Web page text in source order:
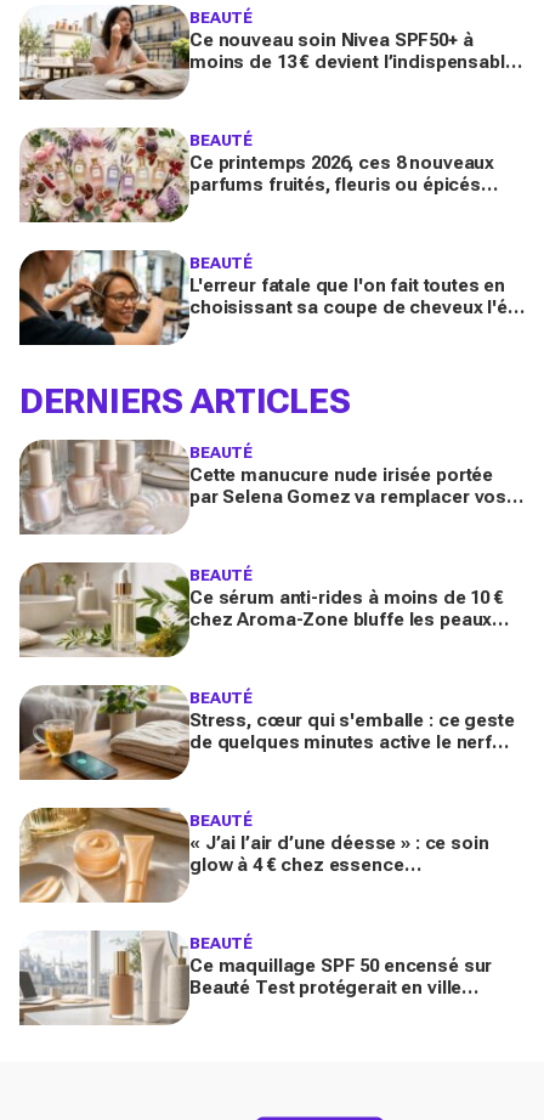
BEAUTÉ
Ce nouveau soin Nivea SPF50+ à
moins de 13 € devient l’indispensable
BEAUTÉ
Ce printemps 2026, ces 8 nouveaux
parfums fruités, fleuris ou épicés
BEAUTÉ
L'erreur fatale que l'on fait toutes en
choisissant sa coupe de cheveux l'été
DERNIERS ARTICLES
BEAUTÉ
Cette manucure nude irisée portée
par Selena Gomez va remplacer vos
BEAUTÉ
Ce sérum anti-rides à moins de 10 €
chez Aroma-Zone bluffe les peaux
BEAUTÉ
Stress, cœur qui s'emballe : ce geste
de quelques minutes active le nerf
BEAUTÉ
« J’ai l’air d’une déesse » : ce soin
glow à 4 € chez essence
BEAUTÉ
Ce maquillage SPF 50 encensé sur
Beauté Test protégerait en ville